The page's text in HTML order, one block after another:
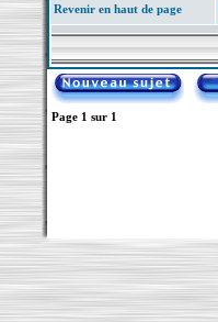
Revenir en haut de page
Page 1 sur 1